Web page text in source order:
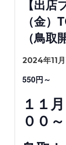
【出
（金
（鳥取
2024年11
550円～
１１
００